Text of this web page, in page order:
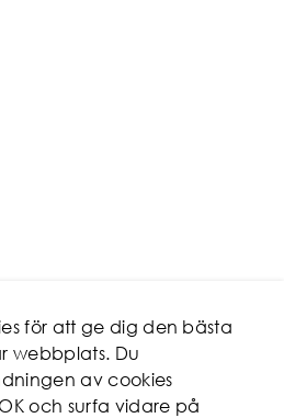
för att ge dig den bästa
webbplats. Du
av cookies
och surfa vidare på